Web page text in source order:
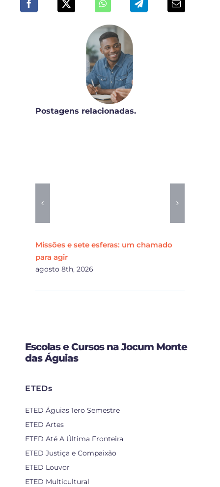
Postagens relacionadas.
Missões e sete esferas: um chamado
para agir
agosto 8th, 2026
Escolas e Cursos na Jocum Monte
das Águias
ETEDs
ETED Águias 1ero Semestre
ETED Artes
ETED Até A Última Fronteira
ETED Justiça e Compaixão
ETED Louvor
ETED Multicultural